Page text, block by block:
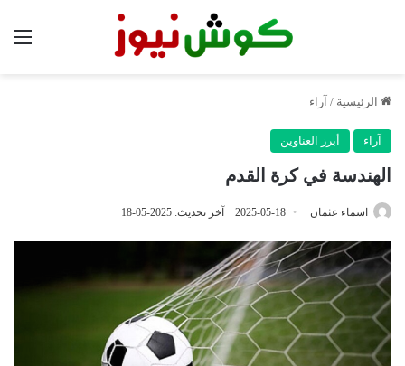
الرئيسية / آراء
آراء أبرز العناوين
الهندسة في كرة القدم
اسماء عثمان 2025-05-18 آخر تحديث: 2025-05-18